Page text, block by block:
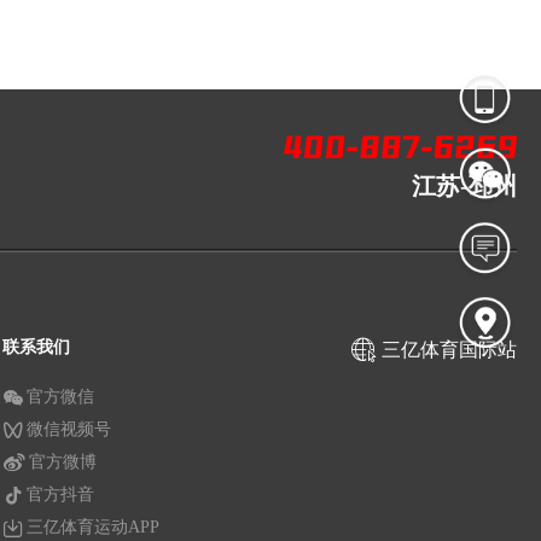
江苏-邳州
联系我们
官方微信
微信视频号
官方微博
官方抖音
三亿体育运动APP
三亿体育国际站